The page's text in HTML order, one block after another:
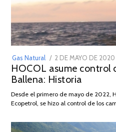
Gas Natural
POSTED
ON
2 DE MAYO DE 2020
HOCOL asume control
Ballena: Historia
Desde el primero de mayo de 2022,
Ecopetrol, se hizo al control de los